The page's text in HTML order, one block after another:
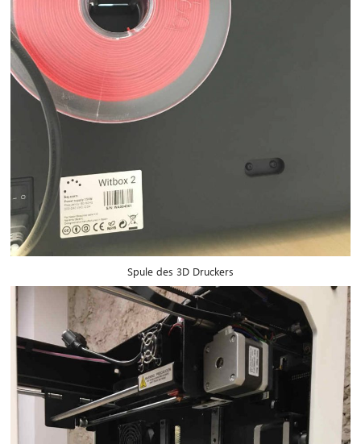
Spule des 3D Druckers
CIB AI ChatBot
Olá! O que posso fazer por si?